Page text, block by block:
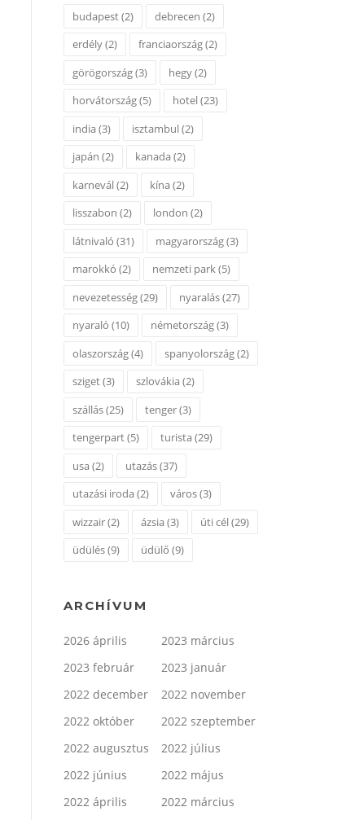
budapest(2) debrecen (2)
erdély(2) franciaország(2)
görögország(3) hegy(2)
horvátország(5) hotel(23)
india(3) isztambul(2)
japán (2) kanada(2)
karnevál(2) kína(2)
lisszabon (2) london (2)
látnivaló (31) magyarország(3)
marokkó (2) nemzeti park(5)
nevezetesség(29) nyaralás(27)
nyaraló (10) németország(3)
olaszország(4) spanyolország(2)
sziget(3) szlovákia(2)
szállás(25) tenger(3)
tengerpart(5) turista(29)
usa(2) utazás(37)
utazási iroda(2) város(3)
wizzair(2) ázsia(3) úti cél(29)
üdülés(9) üdülő (9)
ARCHÍVUM
2026 április
2023 március
2023 február
2023 január
2022 december
2022 november
2022 október
2022 szeptember
2022 augusztus
2022 július
2022 június
2022 május
2022 április
2022 március